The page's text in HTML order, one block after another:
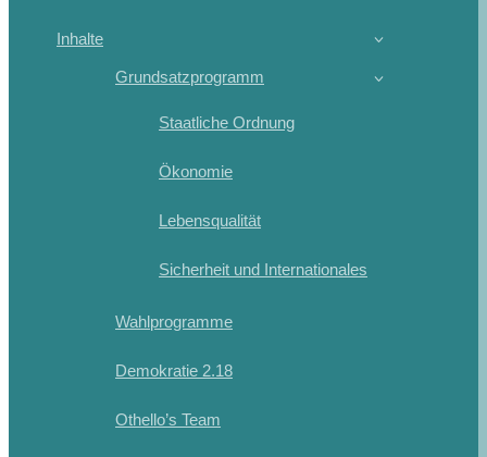
Inhalte
Grundsatzprogramm
Staatliche Ordnung
Ökonomie
Lebensqualität
Sicherheit und Internationales
Wahlprogramme
Demokratie 2.18
Othello’s Team